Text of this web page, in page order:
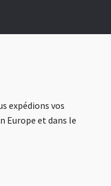
expédions vos
Europe et dans le